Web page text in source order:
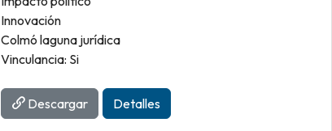
Innovación
Colmó laguna jurídica
Vinculancia: Si
Descargar Detalles